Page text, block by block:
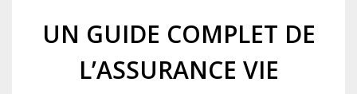
UN GUIDE COMPLET DE
L’ASSURANCE VIE